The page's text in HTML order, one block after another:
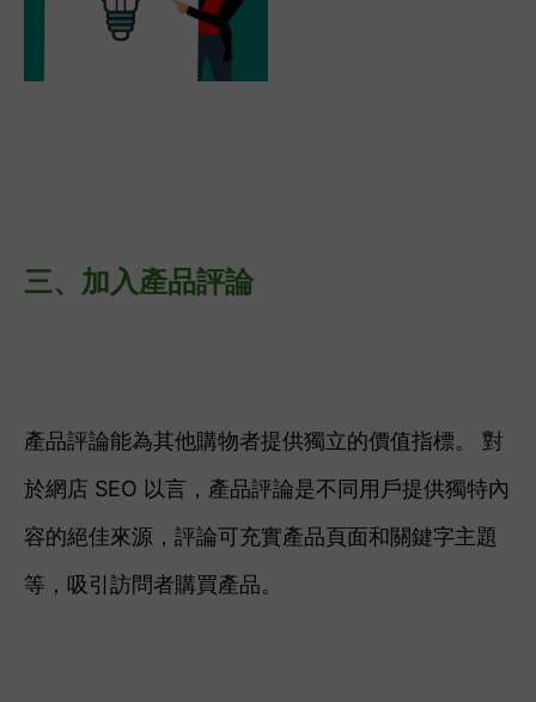
三、 加入產品評論
產品評論能為其他購物者提供獨立的價值指標。 對
於網店 SEO 以言，產品評論是不同用戶提供獨特內
容的絕佳來源，評論可充實產品頁面和關鍵字主題
等，吸引訪問者購買產品。